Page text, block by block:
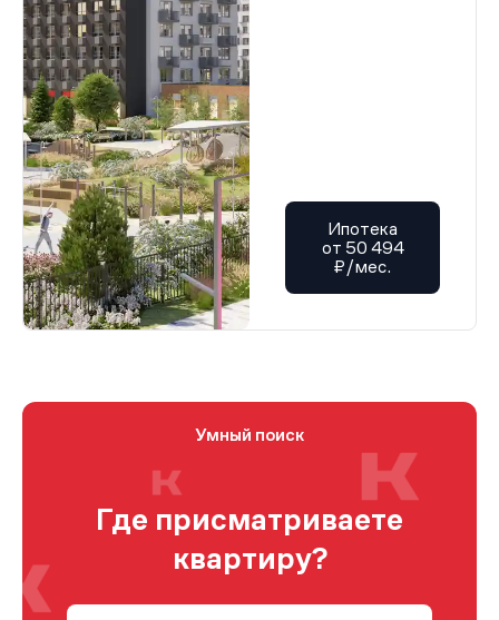
Ипотека
от 50 494
₽/мес.
Умный поиск
Где присматриваете
квартиру?